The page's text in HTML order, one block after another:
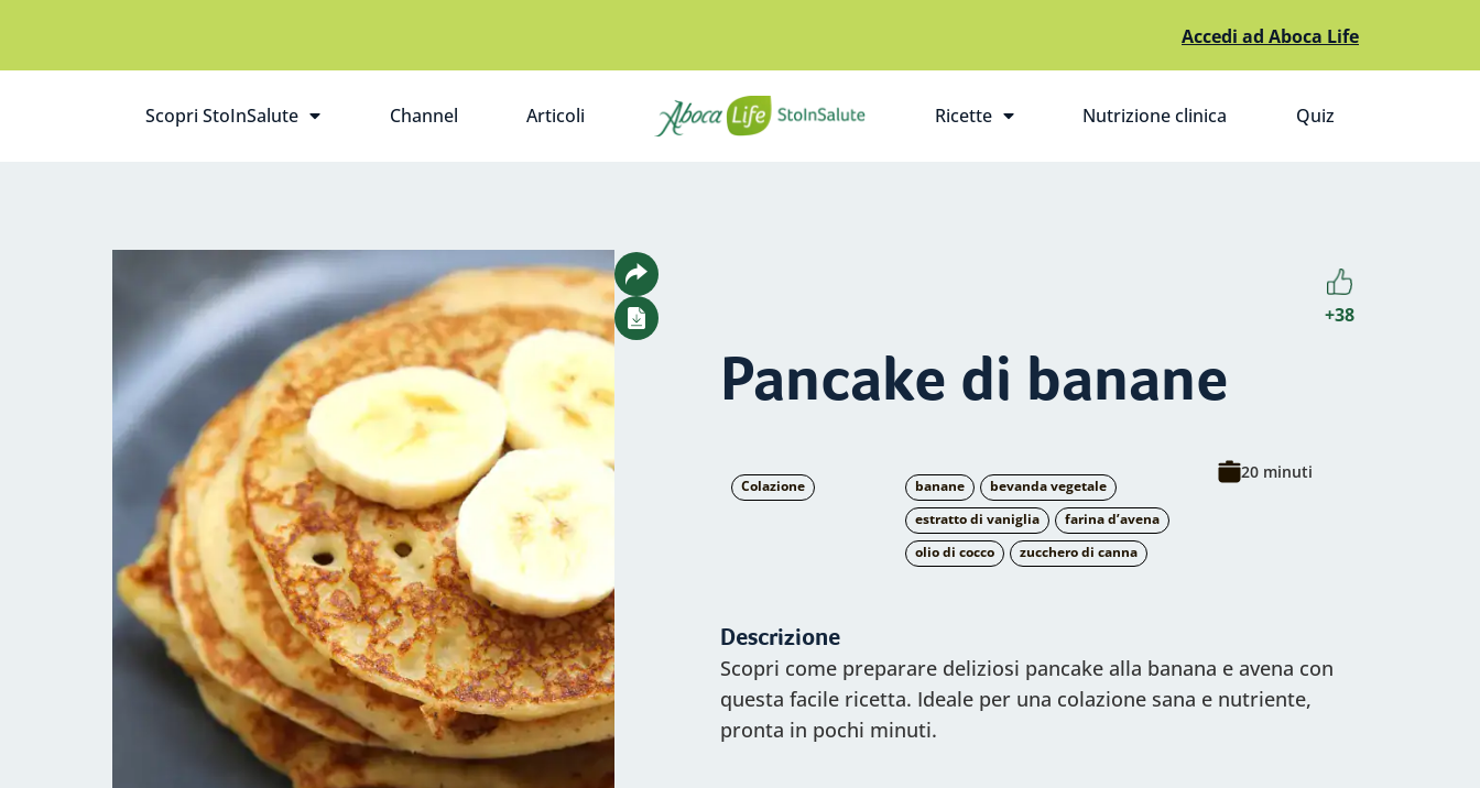
Accedi ad Aboca Life
Apri il sottomenù
Scopri StoInSalute Channel Articoli Apri il sottomenù
Ricette Nutrizione clinica Quiz
+38
Pancake di banane
Colazione banane
bevanda vegetale
estratto di vaniglia
farina d’avena
olio di cocco
zucchero di canna
20 minuti
Descrizione
Scopri come preparare deliziosi pancake alla banana e avena con
questa facile ricetta. Ideale per una colazione sana e nutriente,
pronta in pochi minuti.